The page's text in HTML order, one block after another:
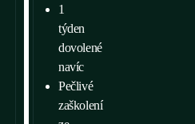
1
týden
dovolené
navíc
Pečlivé
zaškolení